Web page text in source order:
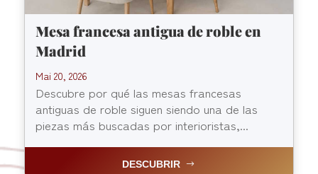
Mesa francesa antigua de roble en
Madrid
Mai 20, 2026
Descubre por qué las mesas francesas
antiguas de roble siguen siendo una de las
piezas más buscadas por interioristas,...
DESCUBRIR